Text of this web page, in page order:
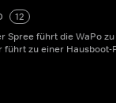
12
Spree führt die WaPo
führt zu einer Hausboot-